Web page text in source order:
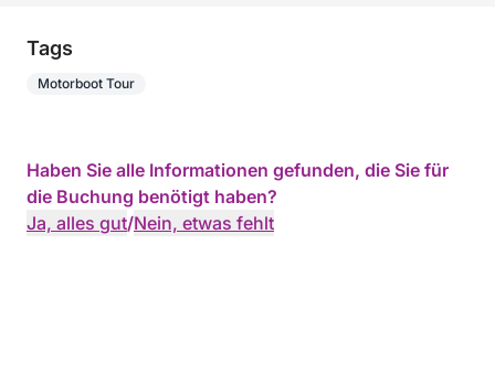
Tags
Motorboot Tour
Haben Sie alle Informationen gefunden, die Sie für
die Buchung benötigt haben?
Ja, alles gut/Nein, etwas fehlt